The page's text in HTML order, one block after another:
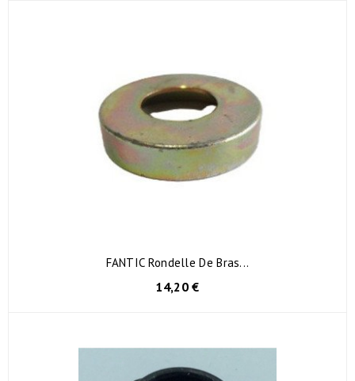
FANTIC Rondelle De Bras...
14,20 €